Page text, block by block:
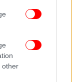
other
επίθεση
τρόπο
τον